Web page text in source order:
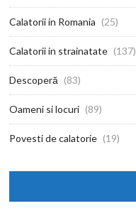
Calatorii in Romania (25)
Calatorii in strainatate (137)
Descoperă (83)
Oameni si locuri (89)
Povesti de calatorie (19)